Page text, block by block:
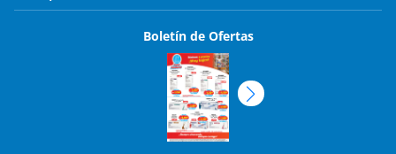
Boletín de Ofertas